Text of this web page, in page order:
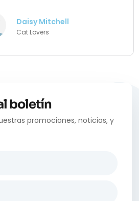
Daisy Mitchell
Cat Lovers
boletín
promociones, noticias, y